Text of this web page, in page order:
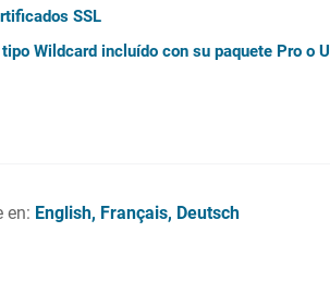
SSL
Wildcard incluído con su paquete Pro o
en: English Français Deutsch